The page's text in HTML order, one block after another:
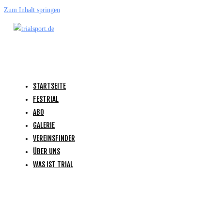
Zum Inhalt springen
STARTSEITE
FESTRIAL
ABO
GALERIE
VEREINSFINDER
ÜBER UNS
WAS IST TRIAL